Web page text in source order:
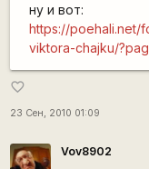
ну и вот:
https://poehali.net/
viktora-chajku/
favorite_border
23 Сен, 2010 01:09
Vov8902